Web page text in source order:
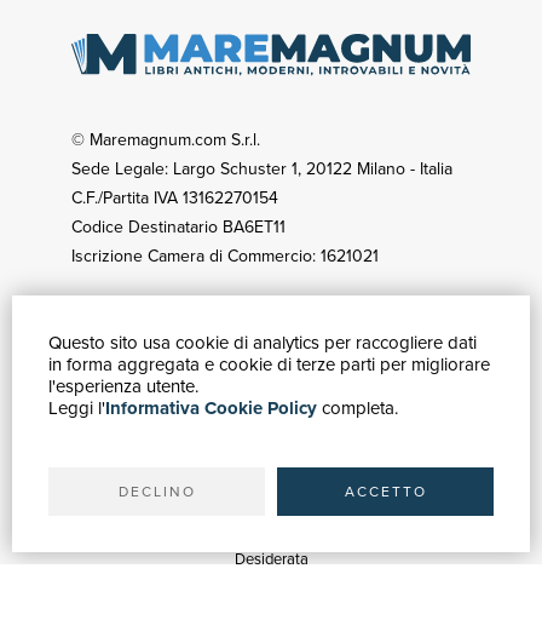
Questo sito usa cookie di analytics per raccogliere dati
in forma aggregata e cookie di terze parti per migliorare
l'esperienza utente.
Leggi l'Informativa Cookie Policycompleta.
DECLINO ACCETTO
© Maremagnum.com S.r.l.
Sede Legale: Largo Schuster 1, 20122 Milano - Italia
C.F./Partita IVA 13162270154
Codice Destinatario BA6ET11
Iscrizione Camera di Commercio: 1621021
GUIDA ACQUISTI
Ricerca avanzata
Spedizioni
Desiderata